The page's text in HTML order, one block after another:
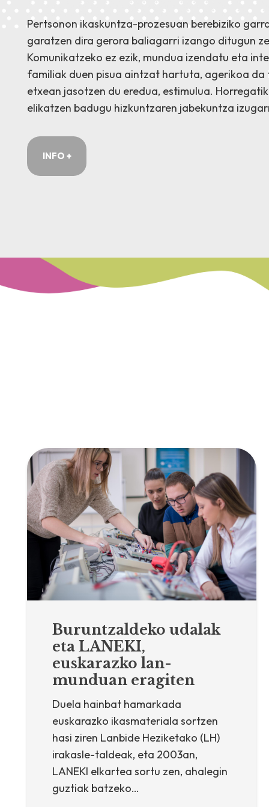
Pertsonon ikaskuntza-prozesuan berebiziko
garatzen dira gerora baliagarri izango ditugun
Komunikatzeko ez ezik, mundua izendatu eta
familiak duen pisua aintzat hartuta, agerikoa da
etxean jasotzen du eredua, estimulua.
elikatzen badugu hizkuntzaren jabekuntza
INFO +
Buruntzaldeko udalak
eta LANEKI,
euskarazko lan-
munduan eragiten
Duela hainbat hamarkada
euskarazko ikasmateriala sortzen
hasi ziren Lanbide Heziketako (LH)
irakasle-taldeak, eta 2003an,
LANEKI elkartea sortu zen, ahalegin
guztiak batzeko…